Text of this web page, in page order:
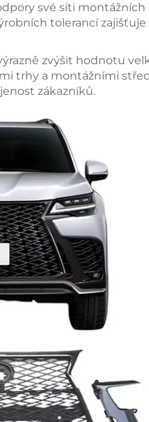
své síti montážních
tolerancí
zvýšit hodnotu
trhy a montážními
zákazníků.